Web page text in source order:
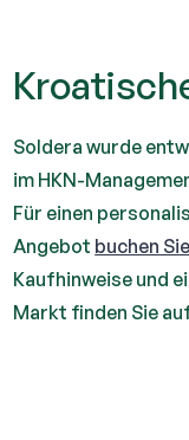
Soldera wurde
im HKN-
Für einen
Angebot buchen
Kaufhinweise und
Markt finden Sie